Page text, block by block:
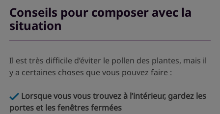
Conseils pour composer avec la
situation
Il est très difficile d’éviter le pollen des plantes, mais il
y a certaines choses que vous pouvez faire :
Lorsque vous vous trouvez à l’intérieur, gardez les
portes et les fenêtres fermées